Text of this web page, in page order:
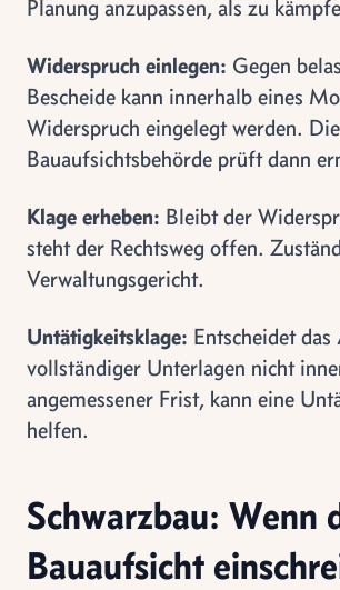
Planung anzupassen, als zu
Widerspruch einlegen: Gegen
Bescheide kann innerhalb eines
Widerspruch eingelegt werden.
Bauaufsichtsbehörde prüft dann
Klage erheben: Bleibt der
steht der Rechtsweg offen.
Verwaltungsgericht.
Untätigkeitsklage: Entscheidet
vollständiger Unterlagen nicht
angemessener Frist, kann eine
helfen.
Schwarzbau: Wenn
Bauaufsicht